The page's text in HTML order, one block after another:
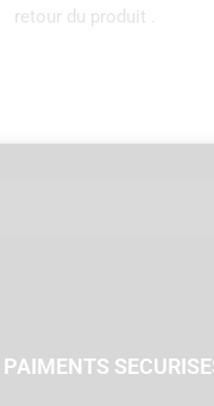
retour du produit .
PAIMENTS